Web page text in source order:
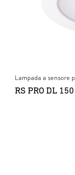
Lampada a sensore
RS PRO DL